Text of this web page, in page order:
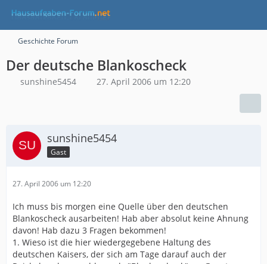
Geschichte Forum
Der deutsche Blankoscheck
sunshine5454 27. April 2006 um 12:20
sunshine5454
Gast
27. April 2006 um 12:20
Ich muss bis morgen eine Quelle über den deutschen
Blankoscheck ausarbeiten! Hab aber absolut keine Ahnung
davon! Hab dazu 3 Fragen bekommen!
1. Wieso ist die hier wiedergegebene Haltung des
deutschen Kaisers, der sich am Tage darauf auch der